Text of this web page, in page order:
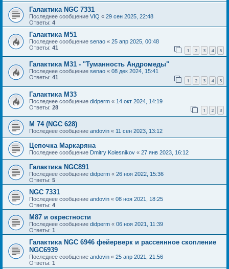
Галактика NGC 7331
Последнее сообщение VIQ « 29 сен 2025, 22:48
Ответы: 4
Галактика М51
Последнее сообщение senao « 25 апр 2025, 00:48
Ответы: 41 1 2 3 4 5
Галактика М31 - "Туманность Андромеды"
Последнее сообщение senao « 08 дек 2024, 15:41
Ответы: 41 1 2 3 4 5
Галактика M33
Последнее сообщение didperm « 14 окт 2024, 14:19
Ответы: 28 1 2 3
M 74 (NGC 628)
Последнее сообщение andovin « 11 сен 2023, 13:12
Цепочка Маркаряна
Последнее сообщение Dmitry Kolesnikov « 27 янв 2023, 16:12
Галактика NGC891
Последнее сообщение didperm « 26 ноя 2022, 15:36
Ответы: 5
NGC 7331
Последнее сообщение andovin « 08 ноя 2021, 18:25
Ответы: 4
M87 и окрестности
Последнее сообщение didperm « 06 ноя 2021, 11:39
Ответы: 1
Галактика NGC 6946 фейерверк и рассеянное скопление
NGC6939
Последнее сообщение andovin « 25 апр 2021, 21:56
Ответы: 1